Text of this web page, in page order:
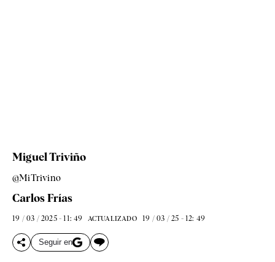
Miguel Triviño
@MiTrivino
Carlos Frías
19 / 03 / 2025 - 11: 49 ACTUALIZADO 19 / 03 / 25 - 12: 49
Seguir en